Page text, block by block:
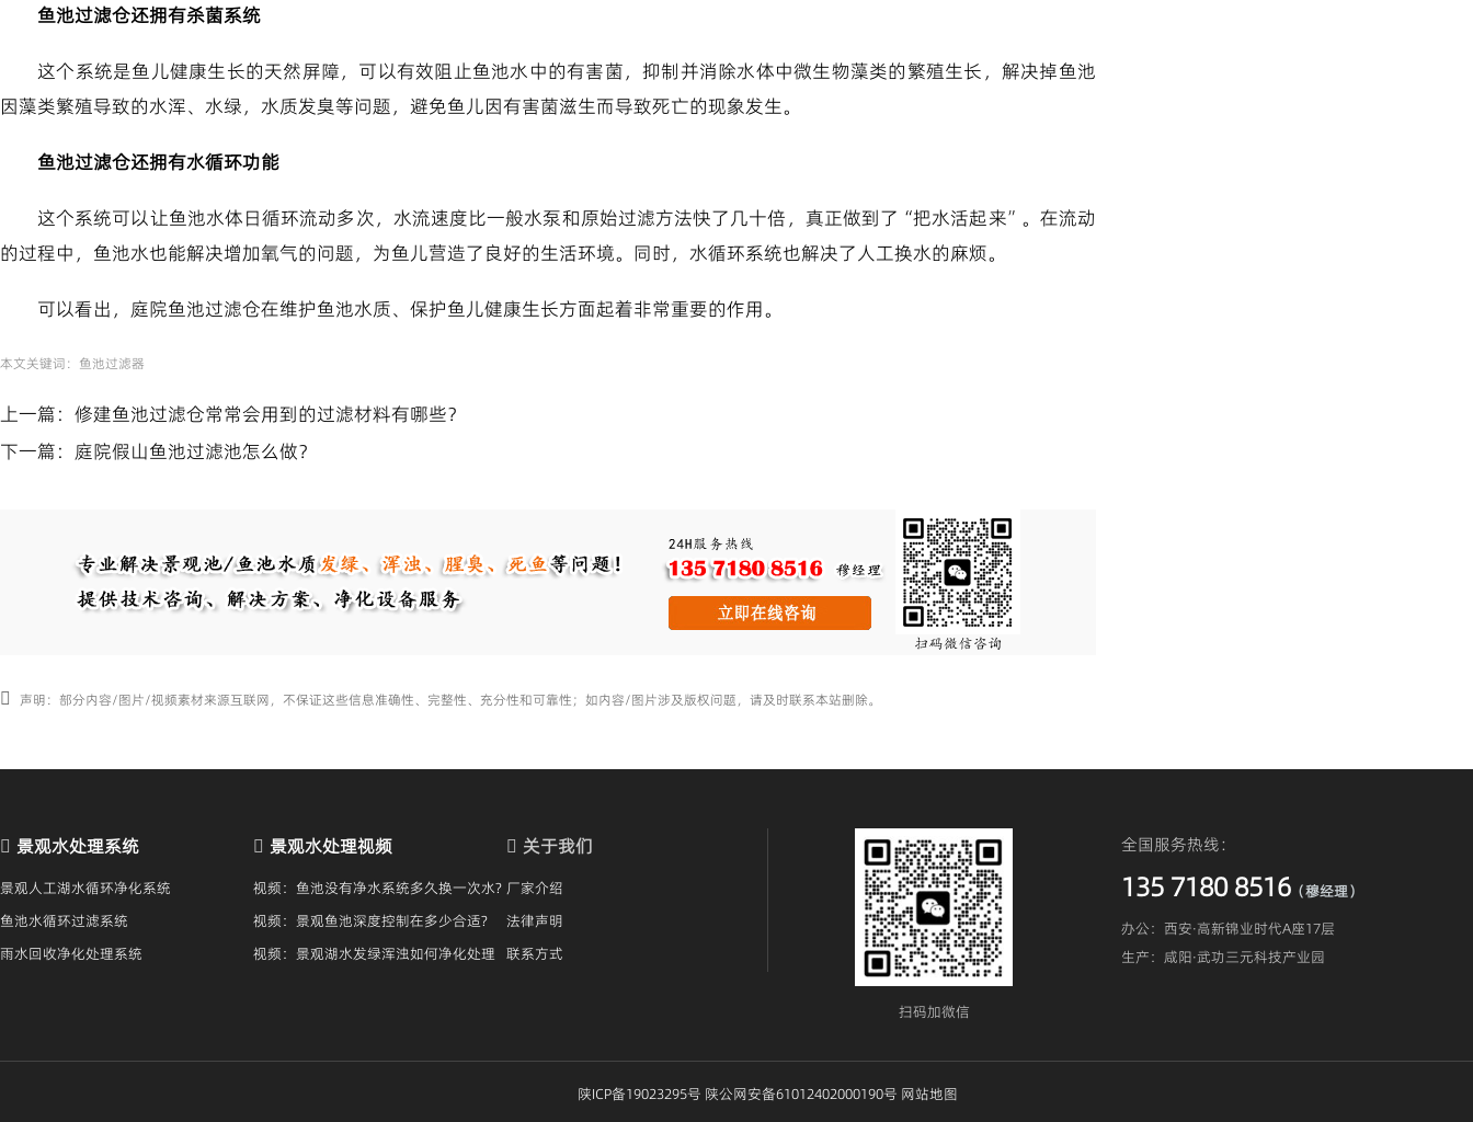
鱼池过滤仓还拥有杀菌系统
这个系统是鱼儿健康生长的天然屏障，可以有效阻止鱼池水中的有害菌，抑制并消除水体中微生物藻类的繁殖生长，解决掉鱼池
因藻类繁殖导致的水浑、水绿，水质发臭等问题，避免鱼儿因有害菌滋生而导致死亡的现象发生。
鱼池过滤仓还拥有水循环功能
这个系统可以让鱼池水体日循环流动多次，水流速度比一般水泵和原始过滤方法快了几十倍，真正做到了“把水活起来”。在流动
的过程中，鱼池水也能解决增加氧气的问题，为鱼儿营造了良好的生活环境。同时，水循环系统也解决了人工换水的麻烦。
可以看出，庭院鱼池过滤仓在维护鱼池水质、保护鱼儿健康生长方面起着非常重要的作用。
本文关键词： 鱼池过滤器
上一篇： 修建鱼池过滤仓常常会用到的过滤材料有哪些？
下一篇： 庭院假山鱼池过滤池怎么做？
声明：部分内容/图片/视频素材来源互联网，不保证这些信息准确性、完整性、充分性和可靠性；如内容/图片涉及版权问题，请及时联系本站删除。
景观水处理系统
景观人工湖水循环净化系统
鱼池水循环过滤系统
雨水回收净化处理系统
景观水处理视频
视频：鱼池没有净水系统多久换一次水?
视频：景观鱼池深度控制在多少合适?
视频：景观湖水发绿浑浊如何净化处理
关于我们
厂家介绍
法律声明
联系方式
扫码加微信​
全国服务热线：
135 7180 8516 （穆经理）
办公：西安·高新锦业时代A座17层
生产：咸阳·武功三元科技产业园
陕ICP备19023295号 陕公网安备61012402000190号 网站地图